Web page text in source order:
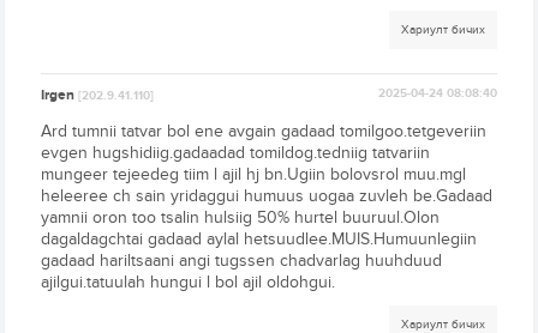
Хариулт бичих
Irgen[202.9.41.110] 2025-04-24 08:08:40
Ard tumnii tatvar bol ene avgain gadaad tomilgoo.tetgeveriin
evgen hugshidiig.gadaadad tomildog.tedniig tatvariin
mungeer tejeedeg tiim l ajil hj bn.Ugiin bolovsrol muu.mgl
heleeree ch sain yridaggui humuus uogaa zuvleh be.Gadaad
yamnii oron too tsalin hulsiig 50% hurtel buuruul.Olon
dagaldagchtai gadaad aylal hetsuudlee.MUIS.Humuunlegiin
gadaad hariltsaani angi tugssen chadvarlag huuhduud
ajilgui.tatuulah hungui l bol ajil oldohgui.
Хариулт бичих